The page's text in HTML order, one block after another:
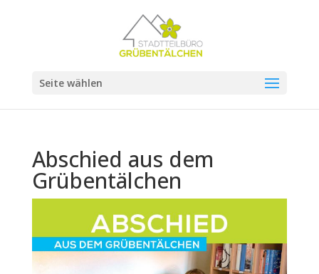
Seite wählen
Abschied aus dem
Grübentälchen